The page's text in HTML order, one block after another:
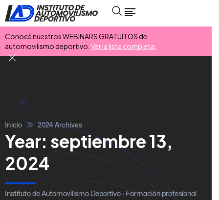
Conocé nuestros WEBINARS GRATUITOS de
automovilismo deportivo. Ver la lista completa.
Inicio 2024 Archives
Year: septiembre 13,
2024
Instituto de Automovilismo Deportivo · Formación profesional